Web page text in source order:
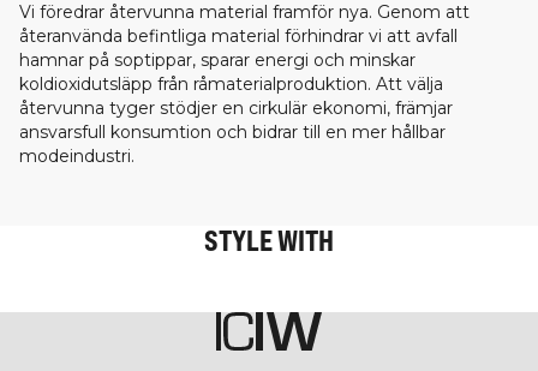
Vi föredrar återvunna material framför nya. Genom att
återanvända befintliga material förhindrar vi att avfall
hamnar på soptippar, sparar energi och minskar
koldioxidutsläpp från råmaterialproduktion. Att välja
återvunna tyger stödjer en cirkulär ekonomi, främjar
ansvarsfull konsumtion och bidrar till en mer hållbar
modeindustri.
STYLE WITH